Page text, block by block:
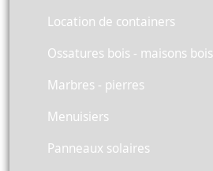
Location de containers
Ossatures bois - maisons bois
Marbres - pierres
Menuisiers
Panneaux solaires